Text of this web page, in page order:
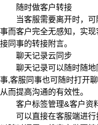
随时做客户转接
当客服需要离开时，可
事而客户完全无感知，实
接同事的转接附言。
聊天记录云同步
聊天记录可以随时随地
事,客服同事也可随时打开
从而提高沟通的有效性。
客户标签管理&客户资
可以直接在客服端进行